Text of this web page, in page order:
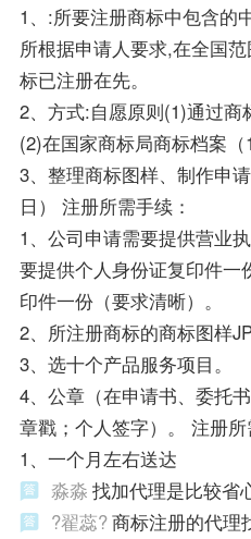
1、:所要注册商标中包含的
所根据申请人要求,在全国
标已注册在先。
2、方式:自愿原则(1)通过商
(2)在国家商标局商标档案（
3、整理商标图样、制作申
日） 注册所需手续：
1、公司申请需要提供营业
要提供个人身份证复印件一
印件一份（要求清晰）。
2、所注册商标的商标图样
3、选十个产品服务项目。
4、公章（在申请书、委托
章戳；个人签字）。 注册所
1、一个月左右送达
淼淼 找加代理是比较省
?翟蕊?商标注册的代理